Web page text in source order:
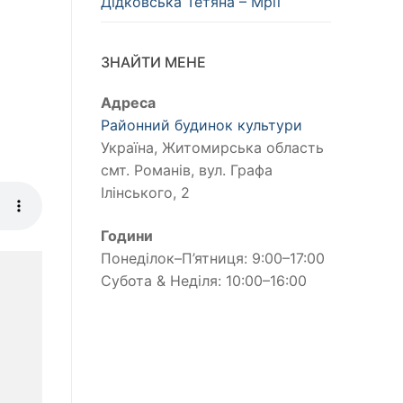
ЗНАЙТИ МЕНЕ
Адреса
Районний будинок культури
Україна, Житомирська область
смт. Романів, вул. Графа
Ілінського, 2
Години
Понеділок–П’ятниця: 9:00–17:00
Субота & Неділя: 10:00–16:00